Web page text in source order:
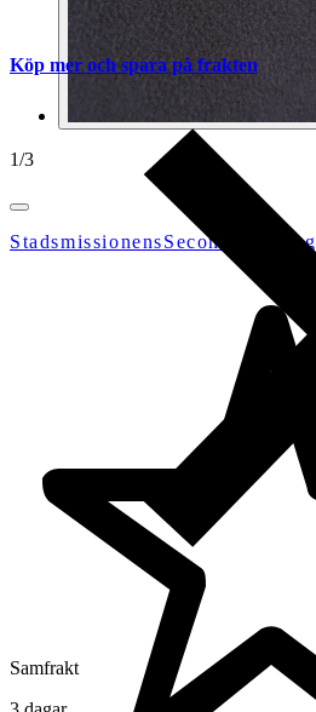
1/3
StadsmissionensSecondhandGbg
Köp mer och spara på frakten
Samfrakt